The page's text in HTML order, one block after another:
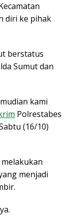
diri ke pihak
berstatus
Sumut dan
kami
Polrestabes
(16/10)
menjadi